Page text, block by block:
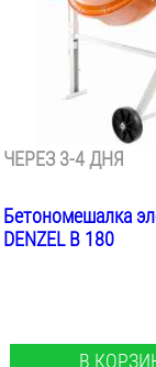
ЧЕРЕЗ 3-4 ДНЯ
Бетономешалка
DENZEL B 180
В